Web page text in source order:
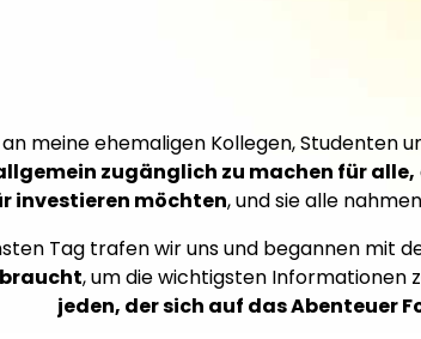
meine ehemaligen Kollegen, Studenten
zugänglich zu machen für alle,
investieren möchten, und sie alle
Tag trafen wir uns und begannen mit
, um die wichtigsten Informationen
jeden, der sich auf das Abenteuer